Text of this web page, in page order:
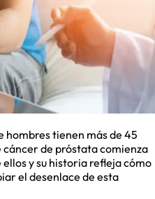
hombres tienen más de 45
cáncer de próstata comienza
y su historia refleja cómo
el desenlace de esta